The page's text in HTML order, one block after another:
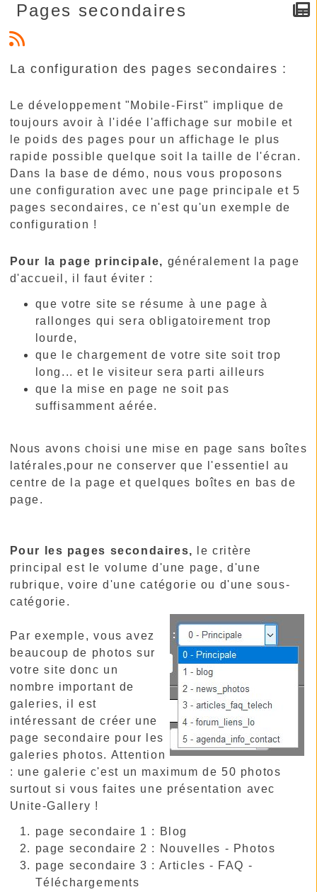
Pages secondaires
La configuration des pages secondaires :
Le développement "Mobile-First" implique de
toujours avoir à l'idée l'affichage sur mobile et
le poids des pages pour un affichage le plus
rapide possible quelque soit la taille de l'écran.
Dans la base de démo, nous vous proposons
une configuration avec une page principale et 5
pages secondaires, ce n'est qu'un exemple de
configuration !
Pour la page principale, généralement la page
d'accueil, il faut éviter :
que votre site se résume à une page à
rallonges qui sera obligatoirement trop
lourde,
que le chargement de votre site soit trop
long... et le visiteur sera parti ailleurs
que la mise en page ne soit pas
suffisamment aérée.
Nous avons choisi une mise en page sans boîtes
latérales,pour ne conserver que l'essentiel au
centre de la page et quelques boîtes en bas de
page.
Pour les pages secondaires,
le critère
principal est le volume d'une page, d'une
rubrique, voire d'une catégorie ou d'une sous-
catégorie.
Par exemple, vous avez
beaucoup de photos sur
votre site donc un
nombre important de
galeries, il est
intéressant de créer une
page secondaire pour les
galeries photos. Attention
: une galerie c'est un maximum de 50 photos
surtout si vous faites une présentation avec
Unite-Gallery !
page secondaire 1 : Blog
page secondaire 2 : Nouvelles - Photos
page secondaire 3 : Articles - FAQ -
Téléchargements